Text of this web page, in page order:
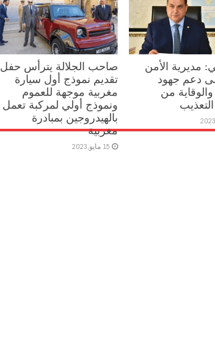
10 يوليو,2023
مديرية الأمن
دعم جهود
والوقاية من
صاحب الجلالة يترأس حفل
تقديم نموذج أول سيارة
مغربية موجهة للعموم
ونموذج أولي لمركبة تعمل
بالهيدروجين بمبادرة
مغربية
15 مايو,2023